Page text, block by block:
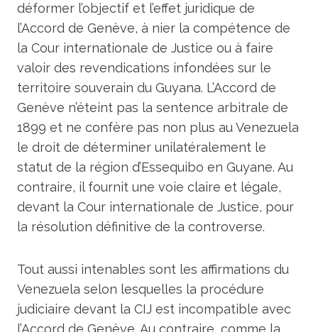
déformer l’objectif et l’effet juridique de
l’Accord de Genève, à nier la compétence de
la Cour internationale de Justice ou à faire
valoir des revendications infondées sur le
territoire souverain du Guyana. L’Accord de
Genève n’éteint pas la sentence arbitrale de
1899 et ne confère pas non plus au Venezuela
le droit de déterminer unilatéralement le
statut de la région d’Essequibo en Guyane. Au
contraire, il fournit une voie claire et légale,
devant la Cour internationale de Justice, pour
la résolution définitive de la controverse.
Tout aussi intenables sont les affirmations du
Venezuela selon lesquelles la procédure
judiciaire devant la CIJ est incompatible avec
l’Accord de Genève. Au contraire, comme la